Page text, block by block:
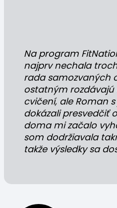
Na program
najprv nechala
rada samozvaných
ostatným rozdávajú
cvičení, ale Roman
dokázali presvedčiť
doma mi začalo
som dodržiavala
takže výsledky sa